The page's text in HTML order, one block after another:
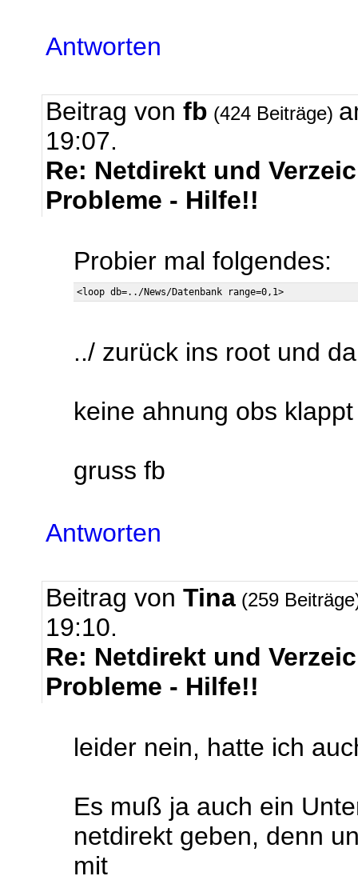
Antworten
Beitrag von fb (424 Beiträge)
19:07.
Re: Netdirekt und
Probleme - Hilfe!!
Probier mal folgendes:
../ zurück ins root und
keine ahnung obs
gruss fb
Antworten
Beitrag von Tina (259
19:10.
Re: Netdirekt und
Probleme - Hilfe!!
leider nein, hatte ich
Es muß ja auch ein
netdirekt geben, denn
mit